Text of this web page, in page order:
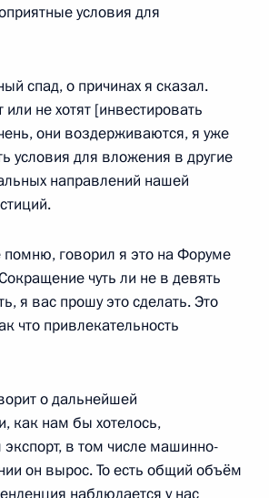
Госсовета
условия для
спад, о причинах я сказал.
не хотят [инвестировать
они воздерживаются, я уже
условия для вложения в другие
направлений нашей
помню, говорил я это на Форуме
чуть ли не в девять
я вас прошу это сделать. Это
что привлекательность
о дальнейшей
как нам бы хотелось,
в том числе машинно-
он вырос. То есть общий объём
наблюдается у нас